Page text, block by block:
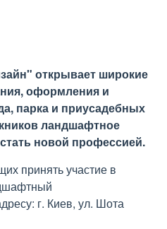
открывает широкие
оформления и
парка и приусадебных
ландшафтное
новой профессией.
принять участие в
г. Киев, ул. Шота